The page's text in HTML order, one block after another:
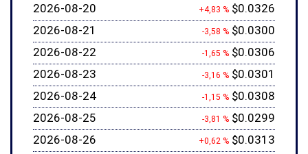
2026-08-20
+4,83 % $0.0326
2026-08-21
-3,58 % $0.0300
2026-08-22
-1,65 % $0.0306
2026-08-23
-3,16 % $0.0301
2026-08-24
-1,15 % $0.0308
2026-08-25
-3,81 % $0.0299
2026-08-26
+0,62 % $0.0313